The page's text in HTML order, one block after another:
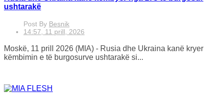
ushtarakë
Post By Besnik
14:57, 11 prill, 2026
Moskë, 11 prill 2026 (MIA) - Rusia dhe Ukraina kanë kryer
këmbimin e të burgosurve ushtarakë si...